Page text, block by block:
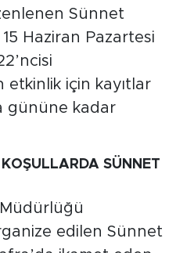
Sünnet
Haziran Pazartesi
etkinlik için kayıtlar
gününe kadar
SÜNNET
edilen Sünnet